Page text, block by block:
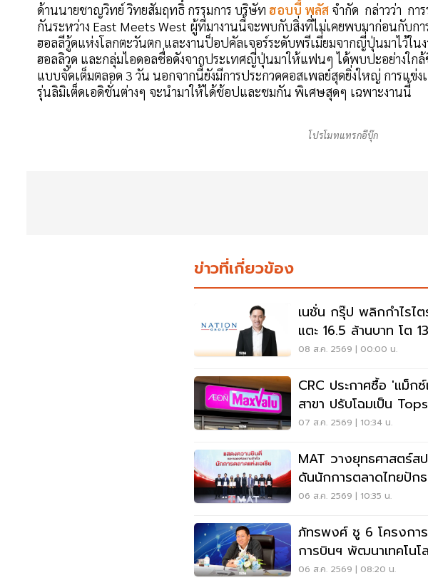
ด้านนายชาญวิทย์ วิทยสัมฤทธิ์ กรรมการ บริษัท ฮอบบี้ พลัส จำกัด กล่าวว่า กา
กันระหว่าง East Meets West ผู้ที่มางานนี้จะพบกับสิ่งที่ไม่เคยพบมาก่อนกับก
ฮอลลีวู้ดแห่งโลกตะวันตก และงานป็อปคัลเจอร์ระดับพรีเมี่ยมจากญี่ปุ่นมาไว้ใน
ฮอลลิวูด และกลุ่มไอดอลชื่อดังจากประเทศญี่ปุ่นมาให้แฟนๆ ได้พบปะอย่างใกล้
แบบจัดเต็มตลอด 3 วัน นอกจากนี้ยังมีการประกวดคอสเพลย์สุดยิ่งใหญ่ การแข่ง
รุ่นลิมิเต็ดเอดิชั่นต่างๆ จะนำมาให้ได้ช้อปและชมกัน พิเศษสุดๆ เฉพาะงานนี้
โปรโมทแทรกอีบุ๊ก
ข่าวที่เกี่ยวข้อง
เนชั่น กรุ๊ป พลิกกำไรไ
แตะ 16.5 ล้านบาท โต
หมุดสู่ ‘มีเดียเทค’
08 ส.ค. 2569 | 00:00 น.
CRC ประกาศซื้อ 'แม็ก
สาขา ปรับโฉมเป็น
ลูกค้าเพิ่ม 9 แสนราย
07 ส.ค. 2569 | 10:34 น.
MAT วางยุทธศาสตร์ส
ดันนักการตลาดไทยปัก
06 ส.ค. 2569 | 10:35 น.
ภัทรพงศ์ ชู 6 โครงกา
การบินฯ พัฒนาเทคโนโ
อากาศ การบินยุคใหม่
06 ส.ค. 2569 | 08:20 น.